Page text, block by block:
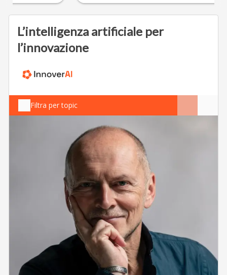
L’intelligenza artificiale per
l’innovazione
Filtra per topic